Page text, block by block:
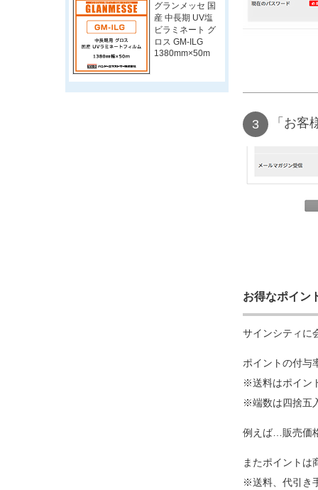
「お
お得なポイン
サインシティに
ポイントの付与
※送料はポイン
※端数は四捨五
例えば…販売価
またポイントは
※送料、代引き
グランメッセ 国
産 中長期 UV塩
ビラミネート グ
ロス GM-ILG
1380mm×50m